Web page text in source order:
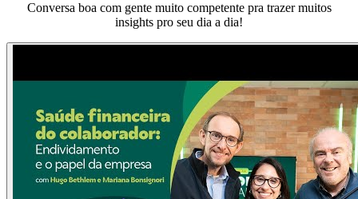
Conversa boa com gente muito competente pra trazer muitos
insights pro seu dia a dia!